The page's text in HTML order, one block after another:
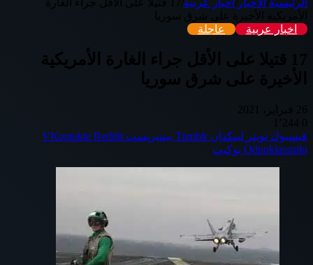
الرئيسية الأخبار اخبار عربية
17 قتيلا على الأقل جراء الغارة
اخبار عربية
عاجلة
17 قتيلا على الأقل جراء الغارة الأمريكية
الأخيرة على شرق سوريا
فيسبوك تويتر لينكدإن بينتيريست
Odnoklassniki بوكيت